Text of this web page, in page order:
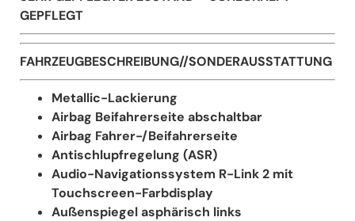
GEPFLEGT
FAHRZEUGBESCHREIBUNG//SONDERAUSSTATTUNG
Metallic-Lackierung
Airbag Beifahrerseite abschaltbar
Airbag Fahrer-/Beifahrerseite
Antischlupfregelung (ASR)
Audio-Navigationssystem R-Link 2 mit
Touchscreen-Farbdisplay
Außenspiegel asphärisch links